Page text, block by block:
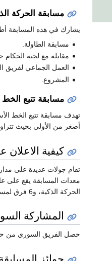
مسابقة الحركة
يشارك في هذه المسابقة أطفال من 9-16 سنة كحد أقصى، ويخصص لكل فريق مشارك فيها
مسابقة الطاولة.
مقابلة مع لجنة الحكام
العمل الجماعي لفريق
المشروع.
مسابقة تتبع الخط
تهدف مسابقة تتبع الخط
أصغر من الأولى بحيث تتراوح
كيفية الاعلان
الحركة الذكية، و6 فرق لمسابقة تتبع الخط".
المشاركة
حصل الفريق السوري من حمص